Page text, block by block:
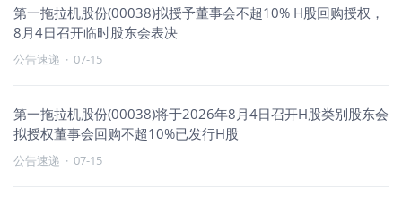
第一拖拉机股份(00038)拟授予董事会不超10% H股回购授权，
8月4日召开临时股东会表决
公告速递 · 07-15
第一拖拉机股份(00038)将于2026年8月4日召开H股类别股东会
拟授权董事会回购不超10%已发行H股
公告速递 · 07-15